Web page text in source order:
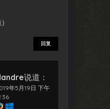
回复
说道：
年5月19日 下午